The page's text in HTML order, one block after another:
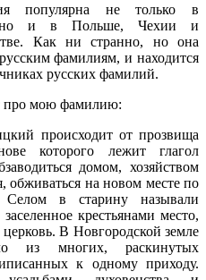
популярна не только в
но и в Польше, Чехии и
Как ни странно, но она
фамилиям, и находится
русских фамилий.
про мою фамилию:
происходит от прозвища
которого лежит глагол
домом, хозяйством
обживаться на новом месте по
Селом в старину называли
крестьянами место,
церковь. В Новгородской земле
из многих, раскинутых
к одному приходу.